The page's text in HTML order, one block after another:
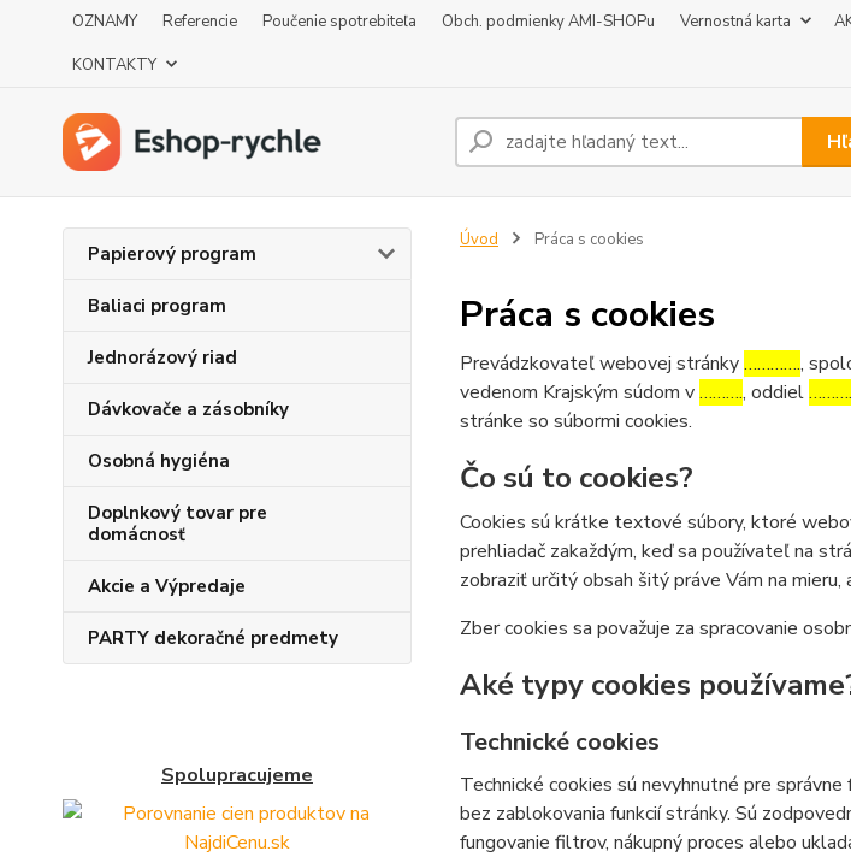
OZNAMY Referencie Poučenie spotrebiteľa Obch. podmienky AMI-SHOPu Vernostná karta
KONTAKTY
Papierový program
Baliaci program
Jednorázový riad
Dávkovače a zásobníky
Osobná hygiéna
Doplnkový tovar pre
domácnosť
Akcie a Výpredaje
PARTY dekoračné predmety
Spolupracujeme
Úvod Práca s cookies
Práca s cookies
Prevádzkovateľ webovej stránky………….,
vedenom Krajským súdom v………., oddiel……….
stránke so súbormi cookies.
Čo sú to cookies?
Cookies sú krátke textové súbory, ktoré
prehliadač zakaždým, keď sa používateľ na
zobraziť určitý obsah šitý práve Vám na
Zber cookies sa považuje za spracovanie
Aké typy cookies
Technické cookies
Technické cookies sú nevyhnutné pre
bez zablokovania funkcií stránky. Sú
fungovanie filtrov, nákupný proces alebo